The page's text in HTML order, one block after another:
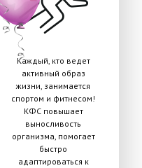
Каждый, кто ведет
активный образ
жизни, занимается
спортом и фитнесом!
КФС повышает
выносливость
организма, помогает
быстро
адаптироваться к